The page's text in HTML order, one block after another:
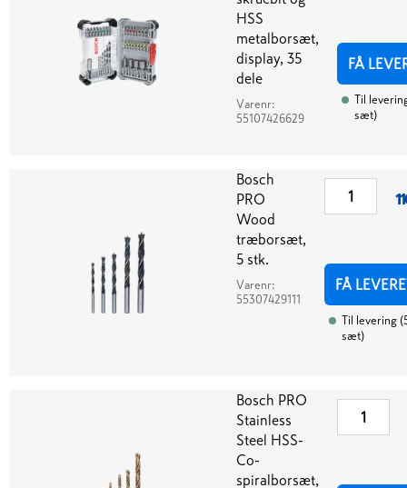
HSS
metalborsæt,
display, 35
dele
Varenr:
55107426629
FÅ
Til
sæt)
Bosch
PRO
Wood
træborsæt,
5 stk.
Varenr:
55307429111
FÅ
Til levering (
sæt)
Bosch PRO
Stainless
Steel HSS-
Co-
spiralborsæt,